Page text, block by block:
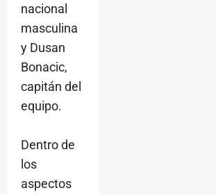
nacional
masculina
y Dusan
Bonacic,
capitán del
equipo.
Dentro de
los
aspectos